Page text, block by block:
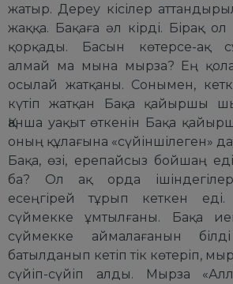
жатыр. Дереу кісілер
жаққа. Бақаға әл кірді. Бірақ
қорқады. Басын көтерсе-ақ
алмай ма мына мырза? Ең
осылай жатқаны. Сонымен,
күтіп жатқан Бақа қайыршы
Қанша уақыт өткенін Бақа
оның құлағына «сүйіншілеген»
Бақа, өзі, ерепайсыз бойшаң
ба? Ол ақ орда
есеңгірей тұрып кеткен
сүймекке ұмтылғаны. Бақа
сүймекке аймалағанын
батылданып кетіп тік көтеріп,
сүйіп-сүйіп алды. Мырза